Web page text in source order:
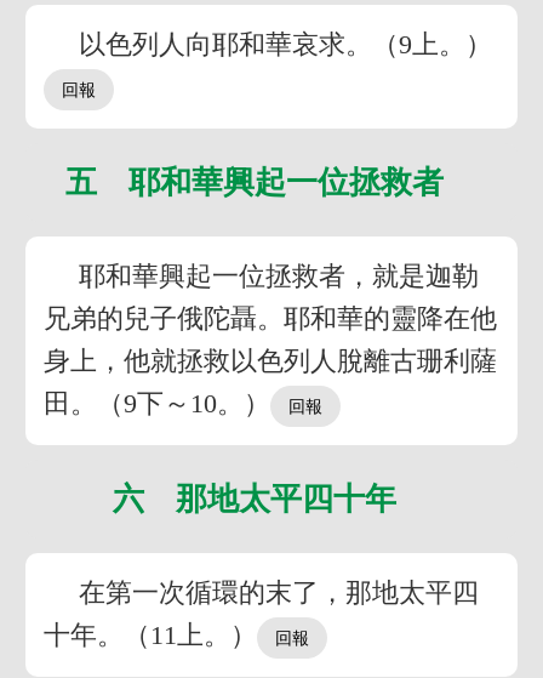
以色列人向耶和華哀求。（9上。）
五 耶和華興起一位拯救者
耶和華興起一位拯救者，就是迦勒
兄弟的兒子俄陀聶。耶和華的靈降在他
身上，他就拯救以色列人脫離古珊利薩
田。（9下～10。）
六 那地太平四十年
在第一次循環的末了，那地太平四
十年。（11上。）